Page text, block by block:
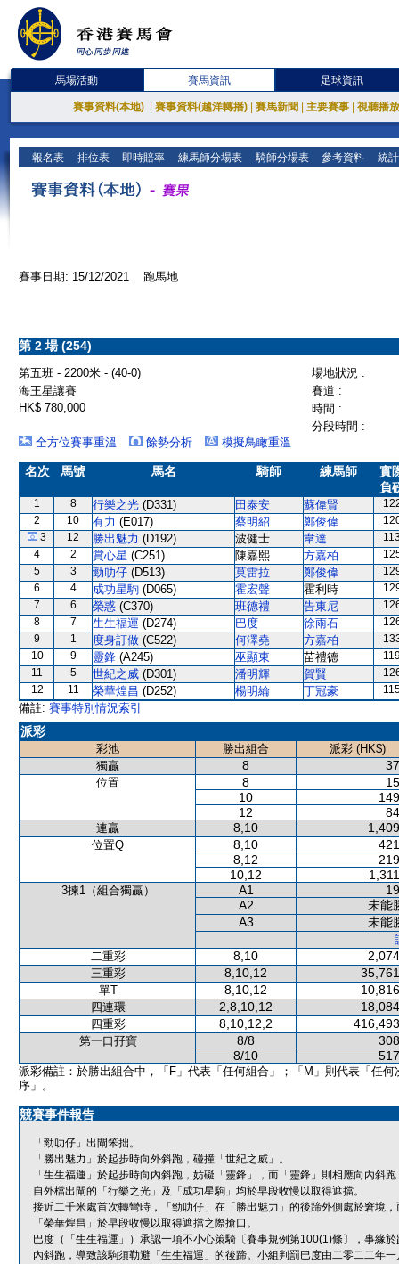
馬場活動 賽馬資訊 足球資訊
賽事資料(本地) 賽事資料(越洋轉播) 賽馬新聞 主要賽事 視聽播
報名表 排位表 即時賠率 練馬師分場表 騎師分場表 參考資料 統
賽事日期: 15/12/2021 跑馬地
第 2 場 (254)
第五班 - 2200米 - (40-0)
場地狀況 :
海王星讓賽
賽道 :
HK$ 780,000
時間 :
分段時間 :
全方位賽事重溫
餘勢分析 模擬鳥瞰重溫
名次 馬號 馬名 騎師 練馬師
實
負
1 8 行樂之光 (D331) 田泰安 蘇偉賢
2
10 有力 (E017) 蔡明紹 鄭俊偉
3
12 勝出魅力 (D192) 波健士 韋達
4
2 賞心星 (C251) 陳嘉熙 方嘉柏
5
3 勁叻仔 (D513) 莫雷拉 鄭俊偉
6
4 成功星駒 (D065) 霍宏聲 霍利時
7
6 榮惑 (C370) 班德禮 告東尼
8
7 生生福運 (D274) 巴度 徐雨石
9
1 度身訂做 (C522) 何澤堯 方嘉柏
10
9 靈鋒 (A245) 巫顯東 苗禮德
11
5 世紀之威 (D301) 潘明輝 賀賢
12
11 榮華煌昌 (D252) 楊明綸 丁冠豪
備註: 賽事特別情況索引
派彩
彩池 勝出組合
派彩 (HK$)
獨贏
8
位置 8
10
12
連贏 8,10
位置Q 8,10
8,12
10,12
3揀1（組合獨贏） A1
A2
未能
A3
未能
二重彩
8,10
三重彩 8,10,12
單T 8,10,12
四連環 2,8,10,12
四重彩 8,10,12,2
第一口孖寶 8/8
8/10
派彩備註：於勝出組合中，「F」代表「任何組合」；「M」則代表「任何
序」。
競賽事件報告
「勁叻仔」出閘笨拙。
「勝出魅力」於起步時向外斜跑，碰撞「世紀之威」。
「生生福運」於起步時向內斜跑，妨礙「靈鋒」，而「靈鋒」則相應向內斜
自外檔出閘的「行樂之光」及「成功星駒」均於早段收慢以取得遮擋。
接近二千米處首次轉彎時，「勁叻仔」在「勝出魅力」的後蹄外側處於窘境
「榮華煌昌」於早段收慢以取得遮擋之際搶口。
巴度（「生生福運」）承認一項不小心策騎〔賽事規例第100(1)條〕，事緣
內斜跑，導致該駒須勒避「生生福運」的後蹄。小組判罰巴度由二零二二年